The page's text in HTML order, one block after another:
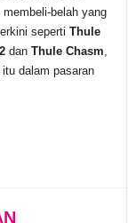
belah yang
sepertiThule
danThule Chasm
dalam pasaran